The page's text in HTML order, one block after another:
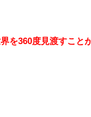
を360度見渡すこと